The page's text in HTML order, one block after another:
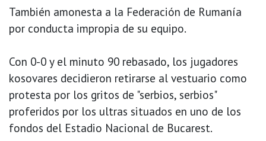
También amonesta a la Federación de Rumanía
por conducta impropia de su equipo.
Con 0-0 y el minuto 90 rebasado, los jugadores
kosovares decidieron retirarse al vestuario como
protesta por los gritos de "serbios, serbios"
proferidos por los ultras situados en uno de los
fondos del Estadio Nacional de Bucarest.